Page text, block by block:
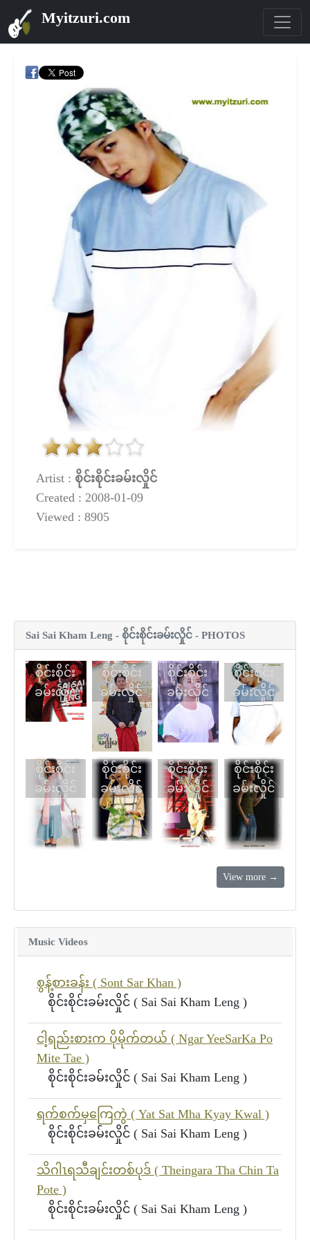
Myitzuri.com
Artist : စိုင်းစိုင်းခမ်းလှိုင်
Created : 2008-01-09
Viewed : 8905
Sai Sai Kham Leng - စိုင်းစိုင်းခမ်းလှိုင် - PHOTOS
စိုင်းစိုင်း
ခမ်းလှိုင်
စိုင်းစိုင်း
ခမ်းလှိုင်
စိုင်းစိုင်း
ခမ်းလှိုင်
စိုင်းစိုင်း
ခမ်းလှိုင်
စိုင်းစိုင်း
ခမ်းလှိုင်
စိုင်းစိုင်း
ခမ်းလှိုင်
စိုင်းစိုင်း
ခမ်းလှိုင်
စိုင်းစိုင်း
ခမ်းလှိုင်
View more →
Music Videos
စွန့်စားခန်း ( Sont Sar Khan )
စိုင်းစိုင်းခမ်းလှိုင် ( Sai Sai Kham Leng )
ငါ့ရည်းစားက ပိုမိုက်တယ် ( Ngar YeeSarKa Po
Mite Tae )
စိုင်းစိုင်းခမ်းလှိုင် ( Sai Sai Kham Leng )
ရက်စက်မှကြေကွဲ ( Yat Sat Mha Kyay Kwal )
စိုင်းစိုင်းခမ်းလှိုင် ( Sai Sai Kham Leng )
သိဂါၤရသီချင်းတစ်ပုဒ် ( Theingara Tha Chin Ta
Pote )
စိုင်းစိုင်းခမ်းလှိုင် ( Sai Sai Kham Leng )